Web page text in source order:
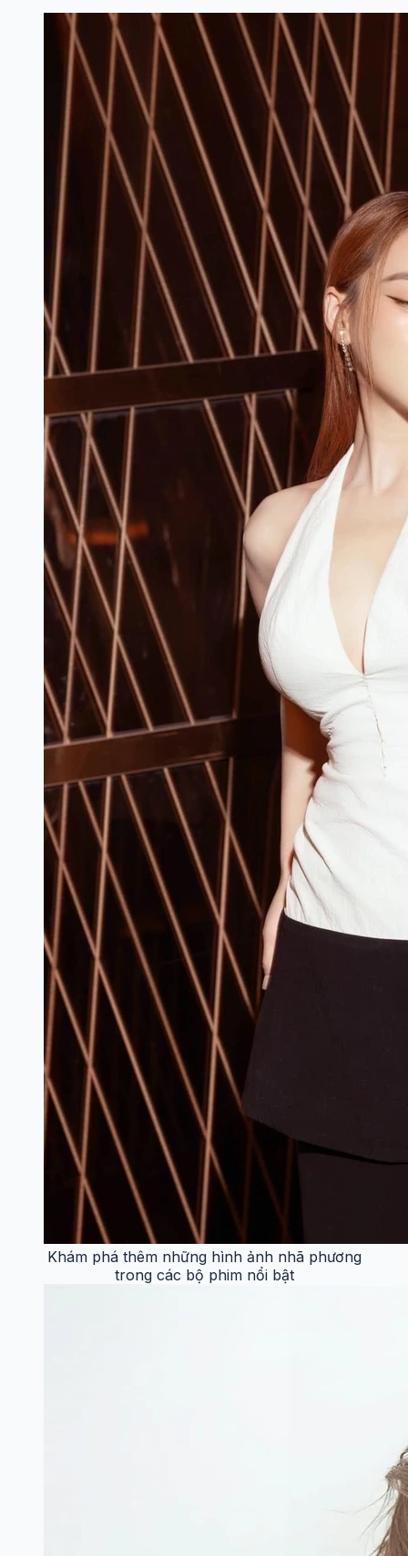
Khám phá thêm những hình ảnh nhã phương
trong các bộ phim nổi bật